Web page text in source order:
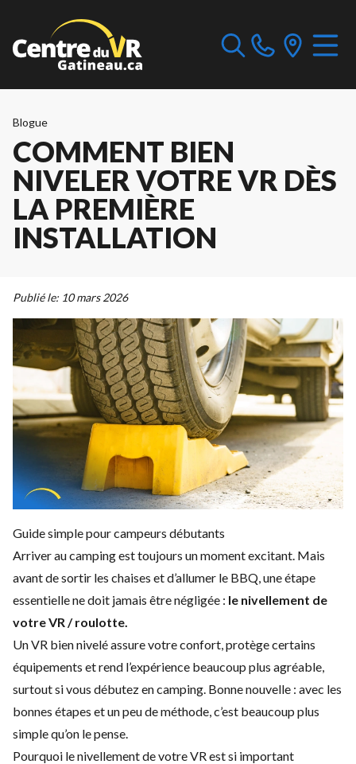
Blogue
COMMENT BIEN
NIVELER VOTRE VR DÈS
LA PREMIÈRE
INSTALLATION
Publié le: 10 mars 2026
Guide simple pour campeurs débutants
Arriver au camping est toujours un moment excitant. Mais
avant de sortir les chaises et d’allumer le BBQ, une étape
essentielle ne doit jamais être négligée : le nivellement de
votre VR / roulotte.
Un VR bien nivelé assure votre confort, protège certains
équipements et rend l’expérience beaucoup plus agréable,
surtout si vous débutez en camping. Bonne nouvelle : avec les
bonnes étapes et un peu de méthode, c’est beaucoup plus
simple qu’on le pense.
Pourquoi le nivellement de votre VR est si important